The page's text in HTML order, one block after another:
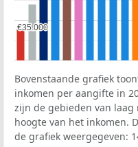
€35.000
€35.000
Bovenstaande grafiek
inkomen per aangifte in
zijn de gebieden van
hoogte van het inkomen.
de grafiek weergegeven: